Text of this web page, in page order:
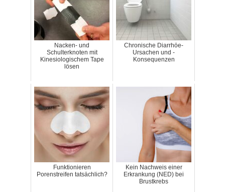
Nacken- und
Schulterknoten mit
Kinesiologischem Tape
lösen
Chronische Diarrhöe-
Ursachen und -
Konsequenzen
Funktionieren
Porenstreifen tatsächlich?
Kein Nachweis einer
Erkrankung (NED) bei
Brustkrebs